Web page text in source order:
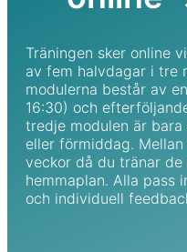
Träningen sker online
av fem halvdagar i tre
modulerna består av
16:30) och
tredje modulen är
eller förmiddag.
veckor då du tränar
hemmaplan. Alla pass
och individuell